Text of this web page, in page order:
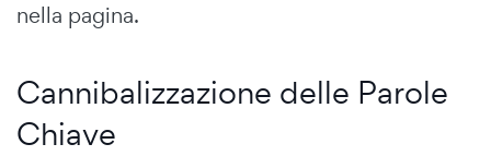
nella pagina.
Cannibalizzazione delle Parole
Chiave